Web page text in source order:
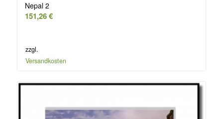
Nepal 2
151,26€
zzgl.
Versandkosten